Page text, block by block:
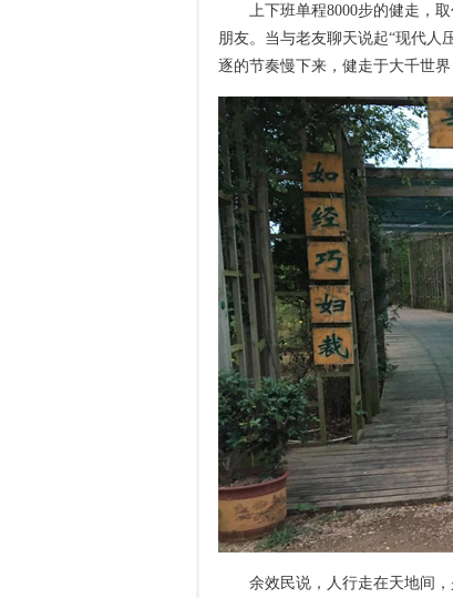
上下班单程8000步的健走，
朋友。当与老友聊天说起“现代人
逐的节奏慢下来，健走于大千世界
余效民说，人行走在天地间